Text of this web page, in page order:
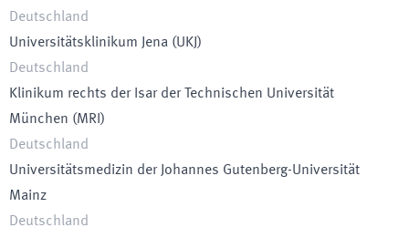
Deutschland
Universitätsklinikum Jena (UKJ )
Deutschland
Klinikum rechts der Isar der Technischen Universität
München (MRI )
Deutschland
Universitätsmedizin der Johannes Gutenberg-Universität
Mainz
Deutschland